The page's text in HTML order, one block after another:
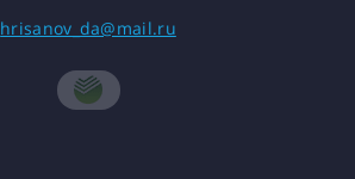
hrisanov_da@mail.ru